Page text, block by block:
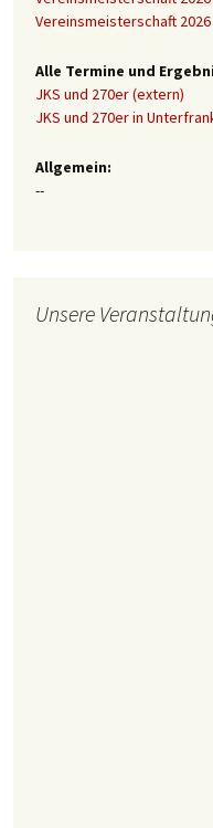
Vereinsmeisterschaft
Alle Termine und
JKS und 270er (extern)
JKS und 270er in
Allgemein:
--
Unsere